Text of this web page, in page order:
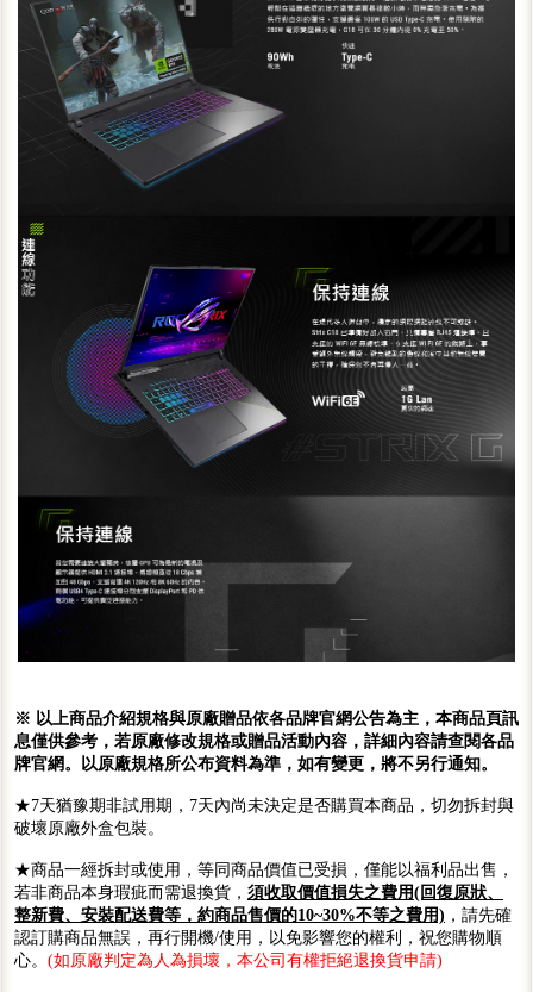
※ 以上商品介紹規格與原廠贈品依各品牌官網公告為主，本商品頁訊
息僅供參考，若原廠修改規格或贈品活動內容，詳細內容請查閱各品
牌官網。以原廠規格所公布資料為準，如有變更，將不另行通知。
★7天猶豫期非試用期，7天內尚未決定是否購買本商品，切勿拆封與
破壞原廠外盒包裝。
★商品一經拆封或使用，等同商品價值已受損，僅能以福利品出售，
若非商品本身瑕疵而需退換貨， 須收取價值損失之費用(回復原狀、
整新費、安裝配送費等，約商品售價的10~30%不等之費用) ，請先確
認訂購商品無誤，再行開機/使用，以免影響您的權利，祝您購物順
心。 (如原廠判定為人為損壞，本公司有權拒絕退換貨申請)